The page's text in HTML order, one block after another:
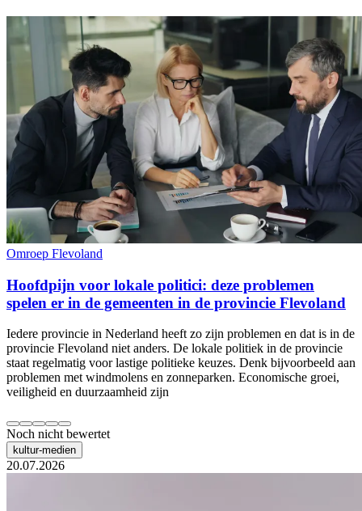
Omroep Flevoland
Hoofdpijn voor lokale politici: deze problemen
spelen er in de gemeenten in de provincie Flevoland
Iedere provincie in Nederland heeft zo zijn problemen en dat is in de
provincie Flevoland niet anders. De lokale politiek in de provincie
staat regelmatig voor lastige politieke keuzes. Denk bijvoorbeeld aan
problemen met windmolens en zonneparken. Economische groei,
veiligheid en duurzaamheid zijn
Noch nicht bewertet
kultur-medien
20.07.2026